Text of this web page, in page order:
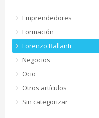
Emprendedores
Formación
Lorenzo Ballanti
Negocios
Ocio
Otros artículos
Sin categorizar